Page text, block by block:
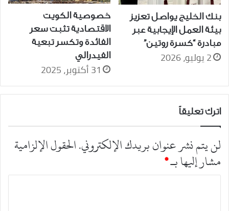
بنك الخليج يواصل تعزيز
بيئة العمل الإيجابية عبر
مبادرة “كسرة روتين”
2 يوليو، 2026
خصوصية الكويت
الاقتصادية تثبت سعر
الفائدة وتكسر تبعية
الفيدرالي
31 أكتوبر، 2025
اترك تعليقاً
لن يتم نشر عنوان بريدك الإلكتروني.الحقول الإلزامية
مشار إليها بـ*
ا